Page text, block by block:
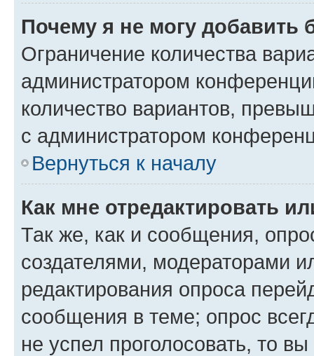
Почему я не могу добавить
Ограничение количества
администратором
количество вариантов,
с администратором
Вернуться к началу
Как мне отредактировать
Так же, как и сообщения,
создателями, модераторами
редактирования опроса
сообщения в теме; опрос
не успел проголосовать, то